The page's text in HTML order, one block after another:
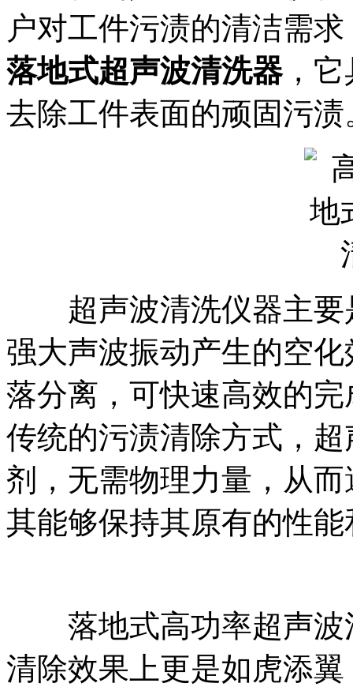
户对工件污渍的清洁需
落地式超声波清洗器，它
去除工件表面的顽固污渍
超声波清洗仪器主要
强大声波振动产生的空
落分离，可快速高效的
传统的污渍清除方式，
剂，无需物理力量，从
其能够保持其原有的性
落地式高功率超声波
清除效果上更是如虎添